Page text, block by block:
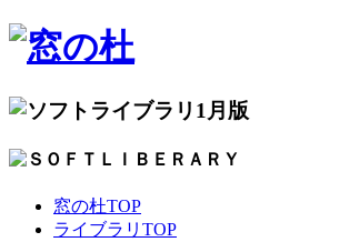
1月版
窓の杜TOP
ライブラリTOP